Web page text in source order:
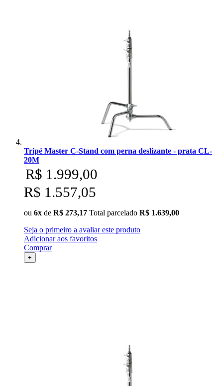
Tripé Master C-Stand com perna deslizante - prata CL-
20M
R$ 1.999,00
R$ 1.557,05
ou 6x de R$ 273,17 Total parcelado R$ 1.639,00
Seja o primeiro a avaliar este produto
Adicionar aos favoritos
Comprar
+